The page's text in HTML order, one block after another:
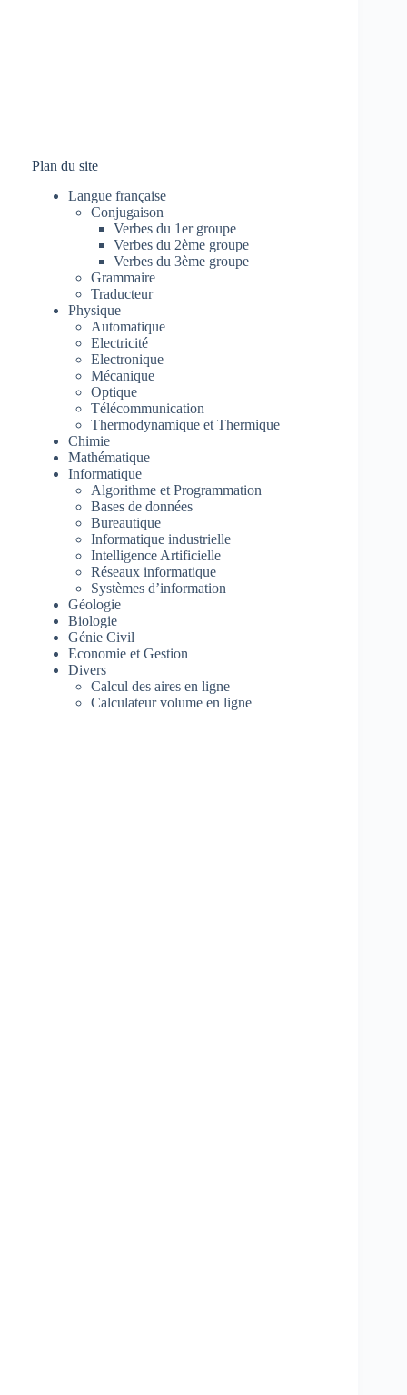
Plan du site
Langue française
Conjugaison
Verbes du 1er groupe
Verbes du 2ème groupe
Verbes du 3ème groupe
Grammaire
Traducteur
Physique
Automatique
Electricité
Electronique
Mécanique
Optique
Télécommunication
Thermodynamique et Thermique
Chimie
Mathématique
Informatique
Algorithme et Programmation
Bases de données
Bureautique
Informatique industrielle
Intelligence Artificielle
Réseaux informatique
Systèmes d’information
Géologie
Biologie
Génie Civil
Economie et Gestion
Divers
Calcul des aires en ligne
Calculateur volume en ligne